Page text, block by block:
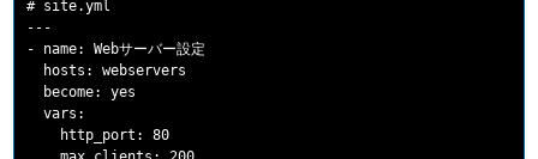
# site.yml
---
- name: Webサーバー設定
  hosts: webservers
  become: yes
  vars:
    http_port: 80